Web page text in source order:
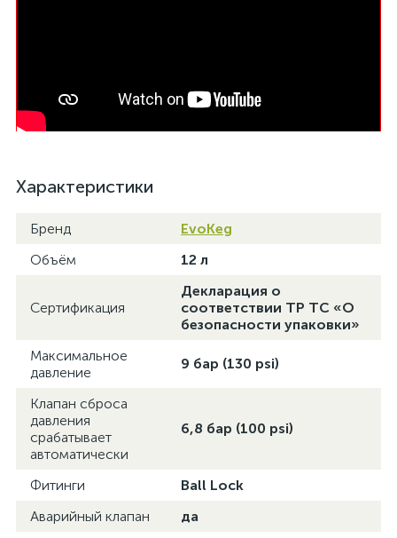
Характеристики
Бренд
EvoKeg
Объём
12 л
Сертификация
Декларация о
соответствии ТР ТС «О
безопасности упаковки»
Максимальное
давление
9 бар (130 psi)
Клапан сброса
давления
срабатывает
автоматически
6,8 бар (100 psi)
Фитинги
Ball Lock
Аварийный клапан
да